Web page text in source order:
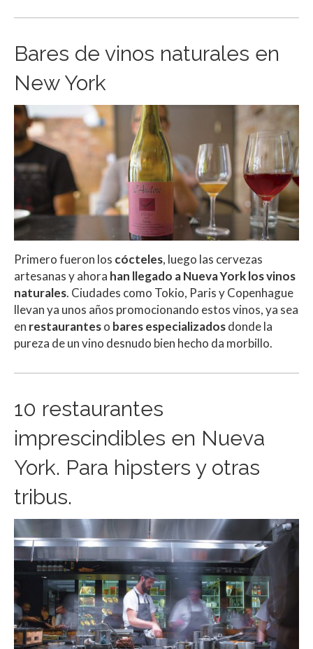
Bares de vinos naturales en
New York
Primero fueron los cócteles, luego las cervezas
artesanas y ahora han llegado aNueva York los vinos
naturales. Ciudades como Tokio, Paris y Copenhague
llevan ya unos años promocionando estos vinos, ya sea
en restauranteso bares especializadosdonde la
pureza de un vino desnudo bien hecho da morbillo.
10 restaurantes
imprescindibles en Nueva
York. Para hipsters y otras
tribus.